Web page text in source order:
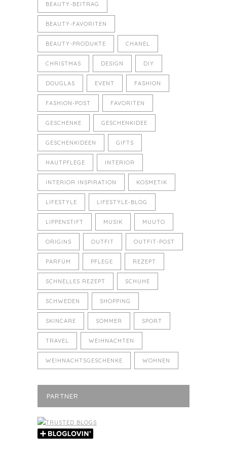
BEAUTY-BEITRAG
BEAUTY-FAVORITEN
BEAUTY-PRODUKTE CHANEL
CHRISTMAS DESIGN DIY
DOUGLAS EVENT FASHION
FASHION-POST FAVORITEN
GESCHENKE GESCHENKIDEE
GESCHENKIDEEN GIFTS
HAUTPFLEGE INTERIOR
INTERIOR INSPIRATION KOSMETIK
LIFESTYLE LIFESTYLE-BLOG
LIPPENSTIFT MUSIK MUUTO
ORIGINS OUTFIT OUTFIT-POST
PARFÜM PFLEGE REZEPT
SCHNELLES REZEPT SCHUHE
SCHWEDEN SHOPPING
SKINCARE SOMMER SPORT
TRAVEL WEIHNACHTEN
WEIHNACHTSGESCHENKE WOHNEN
PARTNER